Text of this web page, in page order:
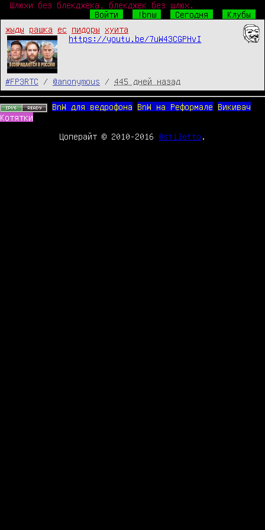
Шлюхи без блекджека, блекджек без шлюх.
Войти
!bnw Сегодня
Клубы
жыды
рашка ес пидоры
хуита
https://youtu.be/7uW43CGPHvI
#FP3RTC / @anonymous / 445 дней назад
BnW для ведрофона BnW на Реформале
Викивач
Котятки
Цоперайт © 2010-2016 @stiletto